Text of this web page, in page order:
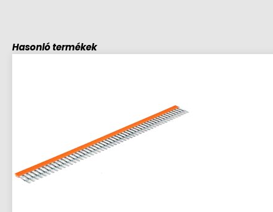
Hasonló termékek